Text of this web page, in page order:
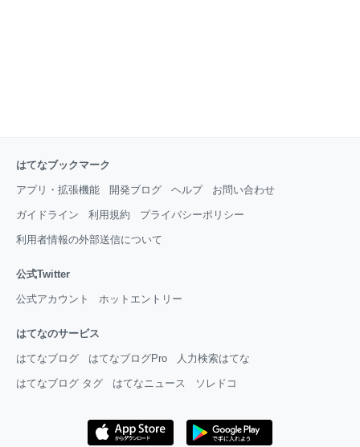
はてなブックマーク
アプリ・拡張機能 開発ブログ ヘルプ お問い合わせ
ガイドライン 利用規約 プライバシーポリシー
利用者情報の外部送信について
公式Twitter
公式アカウント ホットエントリー
はてなのサービス
はてなブログ はてなブログPro 人力検索はてな
はてなブログ タグ はてなニュース ソレドコ